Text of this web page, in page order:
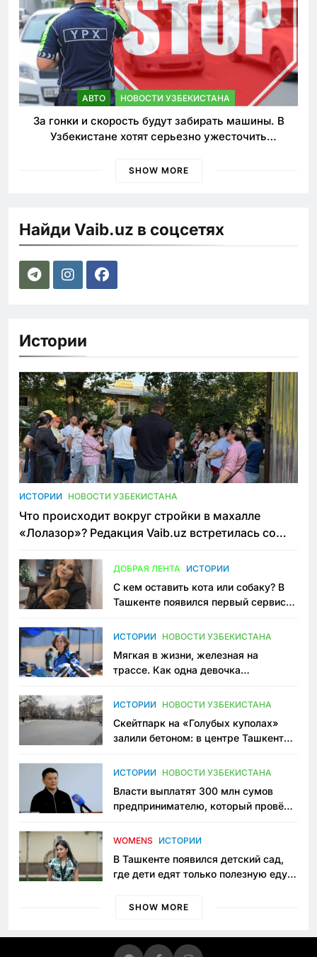
АВТО НОВОСТИ УЗБЕКИСТАНА
За гонки и скорость будут забирать машины. В
Узбекистане хотят серьезно ужесточить
SHOW MORE
Найди Vaib.uz в соцсетях
Истории
ИСТОРИИ НОВОСТИ УЗБЕКИСТАНА
Что происходит вокруг стройки в махалле
«Лолазор»? Редакция Vaib.uz встретилась со
ДОБРАЯ ЛЕНТА ИСТОРИИ
С кем оставить кота или собаку? В
Ташкенте появился первый сервис
ИСТОРИИ НОВОСТИ УЗБЕКИСТАНА
Мягкая в жизни, железная на
трассе. Как одна девочка
Узбекистане
ИСТОРИИ НОВОСТИ УЗБЕКИСТАНА
Скейтпарк на «Голубых куполах»
залили бетоном: в центре Ташкента
пространство
ИСТОРИИ НОВОСТИ УЗБЕКИСТАНА
Власти выплатят 300 млн сумов
предпринимателю, который провёл
приговору
WOMENS ИСТОРИИ
В Ташкенте появился детский сад,
где дети едят только полезную еду.
просить «кашу без сахара»
SHOW MORE